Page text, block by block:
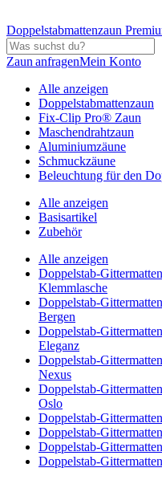
Doppelstabmattenzaun
Zaun anfragenMein Konto
Alle anzeigen
Doppelstabmattenzaun
Fix-Clip Pro® Zaun
Maschendrahtzaun
Aluminiumzäune
Schmuckzäune
Beleuchtung für den
Alle anzeigen
Basisartikel
Zubehör
Alle anzeigen
Doppelstab-
Klemmlasche
Doppelstab-
Bergen
Doppelstab-
Eleganz
Doppelstab-
Nexus
Doppelstab-
Oslo
Doppelstab-
Doppelstab-
Doppelstab-
Doppelstab-